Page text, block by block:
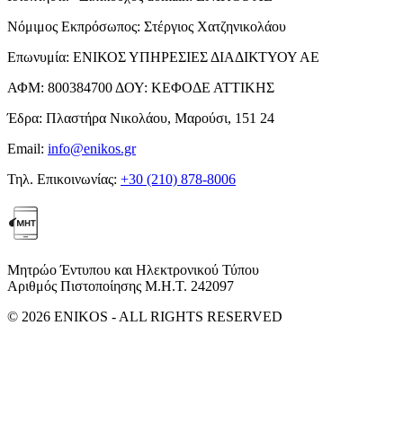
Νόμιμος Εκπρόσωπος: Στέργιος Χατζηνικολάου
Επωνυμία: ΕΝΙΚΟΣ ΥΠΗΡΕΣΙΕΣ ΔΙΑΔΙΚΤΥΟΥ ΑΕ
ΑΦΜ: 800384700 ΔΟΥ: ΚΕΦΟΔΕ ΑΤΤΙΚΗΣ
Έδρα: Πλαστήρα Νικολάου, Μαρούσι, 151 24
Email: info@enikos.gr
Τηλ. Επικοινωνίας: +30 (210) 878-8006
Μητρώο Έντυπου και Ηλεκτρονικού Τύπου
Αριθμός Πιστοποίησης Μ.Η.Τ. 242097
© 2026 ENIKOS - ALL RIGHTS RESERVED